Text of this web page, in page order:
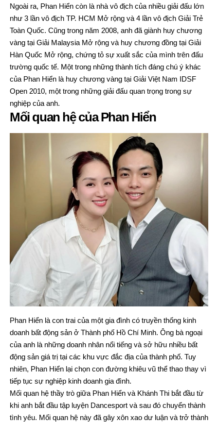
Ngoài ra, Phan Hiển còn là nhà vô địch của nhiều giải đấu lớn
như 3 lần vô địch TP. HCM Mở rộng và 4 lần vô địch Giải Trẻ
Toàn Quốc. Cũng trong năm 2008, anh đã giành huy chương
vàng tại Giải Malaysia Mở rộng và huy chương đồng tại Giải
Hàn Quốc Mở rộng, chứng tỏ sự xuất sắc của mình trên đấu
trường quốc tế. Một trong những thành tích đáng chú ý khác
của Phan Hiển là huy chương vàng tại Giải Việt Nam IDSF
Open 2010, một trong những giải đấu quan trọng trong sự
nghiệp của anh.
Mối quan hệ của Phan Hiển
Phan Hiển là con trai của một gia đình có truyền thống kinh
doanh bất động sản ở Thành phố Hồ Chí Minh. Ông bà ngoại
của anh là những doanh nhân nổi tiếng và sở hữu nhiều bất
động sản giá trị tại các khu vực đắc địa của thành phố. Tuy
nhiên, Phan Hiển lại chọn con đường khiêu vũ thể thao thay vì
tiếp tục sự nghiệp kinh doanh gia đình.
Mối quan hệ thầy trò giữa Phan Hiển và Khánh Thi bắt đầu từ
khi anh bắt đầu tập luyện Dancesport và sau đó chuyển thành
tình yêu. Mối quan hệ này đã gây xôn xao dư luận và trở thành